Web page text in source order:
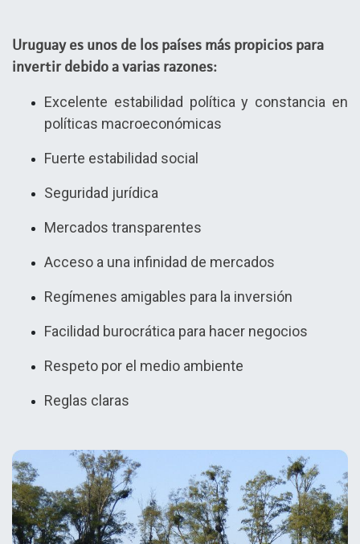
Uruguay es unos de los países más propicios para
invertir debido a varias razones:
Excelente estabilidad política y constancia en
políticas macroeconómicas
Fuerte estabilidad social
Seguridad jurídica
Mercados transparentes
Acceso a una infinidad de mercados
Regímenes amigables para la inversión
Facilidad burocrática para hacer negocios
Respeto por el medio ambiente
Reglas claras